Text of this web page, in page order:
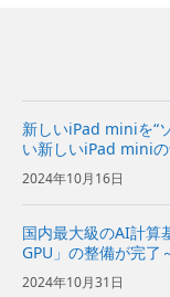
新しいiPad miniを“
い新しいiPad mini
2024年10月16日
国内最大級のAI計
GPU」の整備が完了
現に向けて順調に進
2024年10月31日